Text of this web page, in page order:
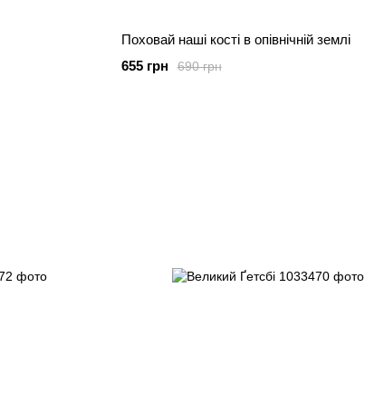
Поховай наші кості в опівнічній землі
690 грн
655 грн